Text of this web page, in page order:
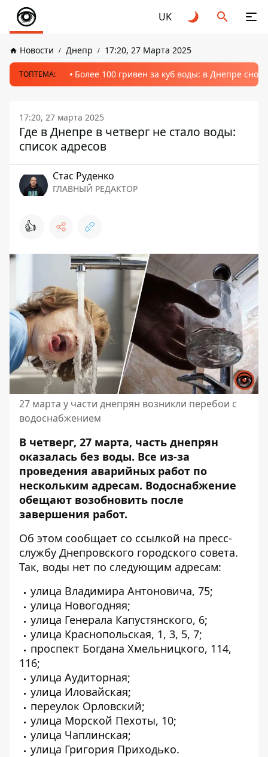
UK
Новости Днепр 17:20, 27 Марта 2025
ТОПТЕМА: Более 100 гривен за куб воды: в Днепре
17:20, 27 марта 2025
Где в Днепре в четверг не стало воды:
список адресов
Стаc Руденко
ГЛАВНЫЙ РЕДАКТОР
👍
27 марта у части днепрян возникли перебои с
водоснабжением
В четверг, 27 марта, часть днепрян
оказалась без воды. Все из-за
проведения аварийных работ по
нескольким адресам. Водоснабжение
обещают возобновить после
завершения работ.
Об этом сообщает со ссылкой на пресс-
службу Днепровского городского совета.
Так, воды нет по следующим адресам:
улица Владимира Антоновича, 75;
улица Новогодняя;
улица Генерала Капустянского, 6;
улица Краснопольская, 1, 3, 5, 7;
проспект Богдана Хмельницкого, 114,
116;
улица Аудиторная;
улица Иловайская;
переулок Орловский;
улица Морской Пехоты, 10;
улица Чаплинская;
улица Григория Приходько.